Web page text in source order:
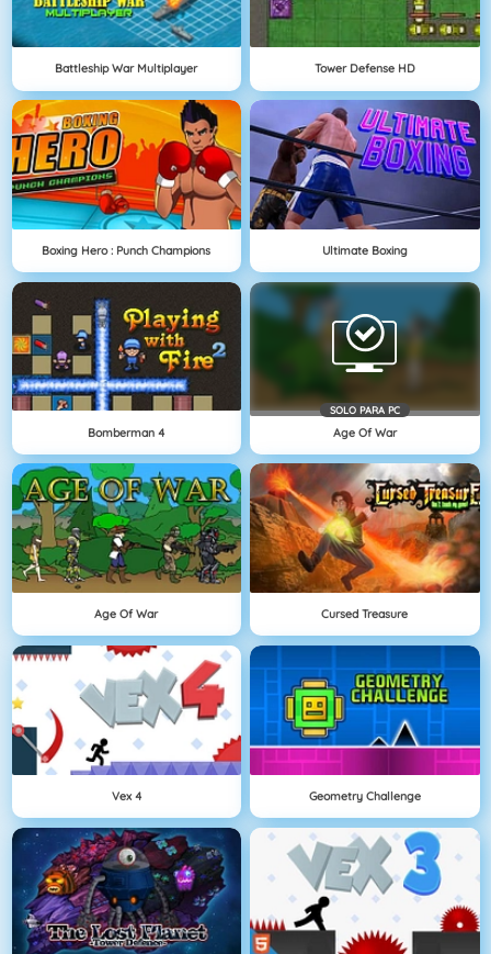
Battleship War Multiplayer Tower Defense HD
Boxing Hero : Punch Champions Ultimate Boxing
Bomberman 4
SOLO PARA PC
Age Of War
Age Of War Cursed Treasure
Vex 4 Geometry Challenge